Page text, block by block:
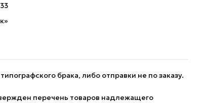
брака, либо отправки не по заказу.
перечень товаров надлежащего